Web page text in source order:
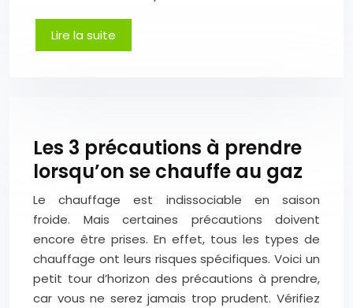
Lire la suite
Les 3 précautions à prendre
lorsqu’on se chauffe au gaz
Le chauffage est indissociable en saison
froide. Mais certaines précautions doivent
encore être prises. En effet, tous les types de
chauffage ont leurs risques spécifiques. Voici un
petit tour d’horizon des précautions à prendre,
car vous ne serez jamais trop prudent. Vérifiez